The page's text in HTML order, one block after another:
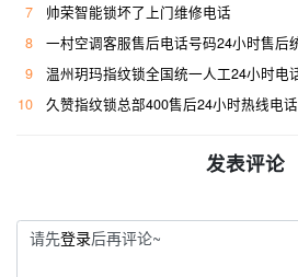
7
帅荣智能锁坏了上门维修电话
8
一村空调客服售后电话号码24小时售后
9
温州玥玛指纹锁全国统一人工24小时电
10
久赞指纹锁总部400售后24小时热线电话
发表评论
请先登录后再评论~